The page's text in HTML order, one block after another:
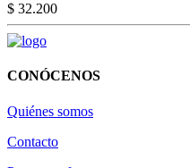
$ 32.200
CONÓCENOS
Quiénes somos
Contacto